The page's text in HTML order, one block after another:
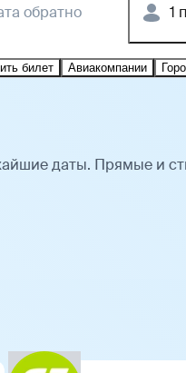
обратно 1
билет Авиакомпании
даты. Прямые и